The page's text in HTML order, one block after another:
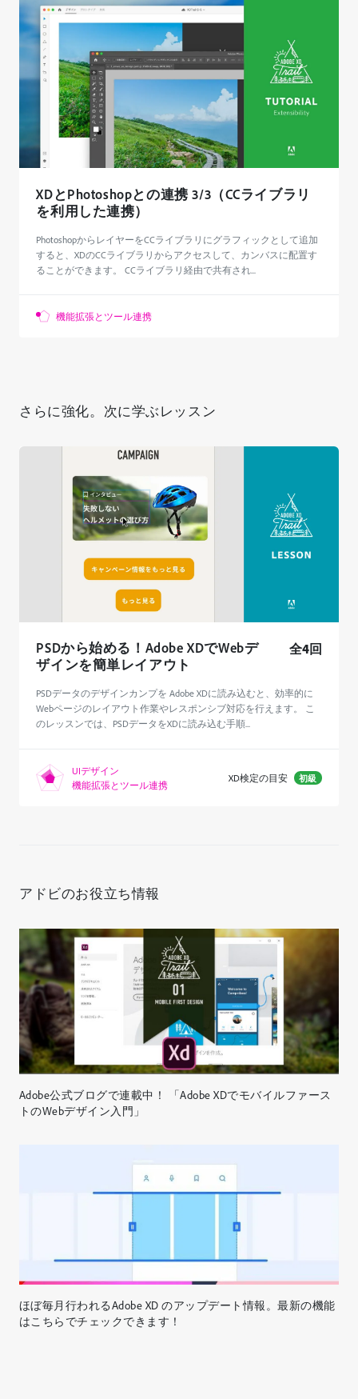
XDとPhotoshopとの連携 3/3（CCライブラリ
を利用した連携）
PhotoshopからレイヤーをCCライブラリにグラフィックとして追加
すると、XDのCCライブラリからアクセスして、カンバスに配置す
ることができます。 CCライブラリ経由で共有され...
機能拡張とツール連携
さらに強化。次に学ぶレッスン
PSDから始める！Adobe XDでWebデ
ザインを簡単レイアウト
全4回
PSDデータのデザインカンプを Adobe XDに読み込むと、効率的に
Webページのレイアウト作業やレスポンシブ対応を行えます。 こ
のレッスンでは、PSDデータをXDに読み込む手順...
UIデザイン
機能拡張とツール連携
XD検定の目安 初級
アドビのお役立ち情報
Adobe公式ブログで連載中！ 「Adobe XDでモバイルファース
トのWebデザイン入門」
ほぼ毎月行われるAdobe XD のアップデート情報。最新の機能
はこちらでチェックできます！